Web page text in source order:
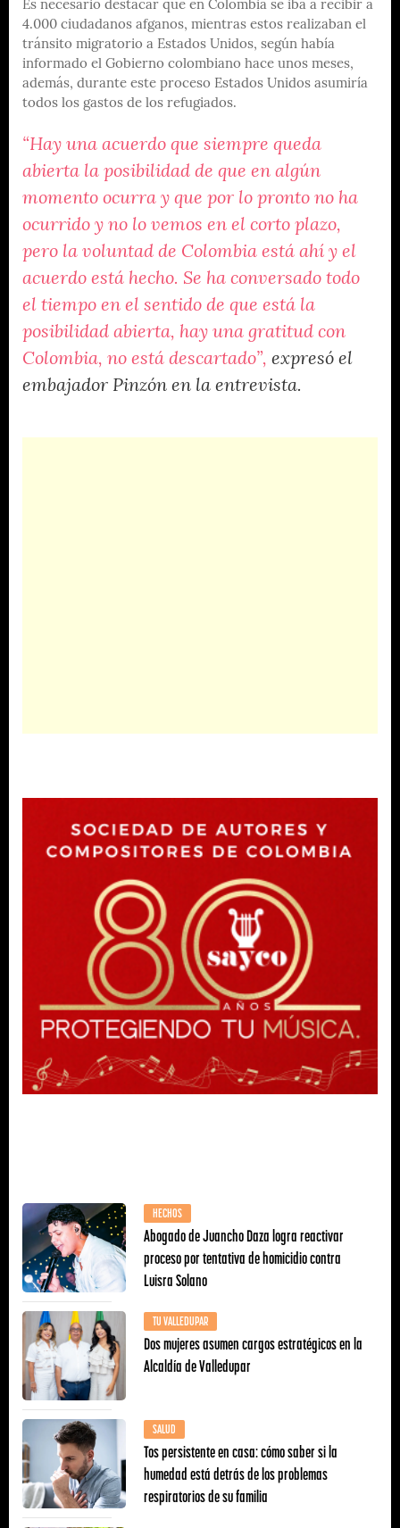
Es necesario destacar que en Colombia se iba a recibir a
4.000 ciudadanos afganos, mientras estos realizaban el
tránsito migratorio a Estados Unidos, según había
informado el Gobierno colombiano hace unos meses,
además, durante este proceso Estados Unidos asumiría
todos los gastos de los refugiados.
“Hay una acuerdo que siempre queda
abierta la posibilidad de que en algún
momento ocurra y que por lo pronto no ha
ocurrido y no lo vemos en el corto plazo,
pero la voluntad de Colombia está ahí y el
acuerdo está hecho. Se ha conversado todo
el tiempo en el sentido de que está la
posibilidad abierta, hay una gratitud con
Colombia, no está descartado”, expresó el
embajador Pinzón en la entrevista.
HECHOS
Abogado de Juancho Daza logra reactivar
proceso por tentativa de homicidio contra
Luisra Solano
TU VALLEDUPAR
Dos mujeres asumen cargos estratégicos en la
Alcaldía de Valledupar
SALUD
Tos persistente en casa: cómo saber si la
humedad está detrás de los problemas
respiratorios de su familia